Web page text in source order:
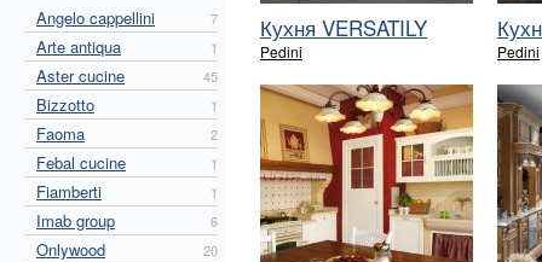
Angelo cappellini
7
Arte antiqua 1
Aster cucine 45
Bizzotto 1
Faoma 2
Febal cucine 1
Fiamberti 1
Imab group 6
Onlywood 20
Кухня VERSATILY
Pedini Pedini